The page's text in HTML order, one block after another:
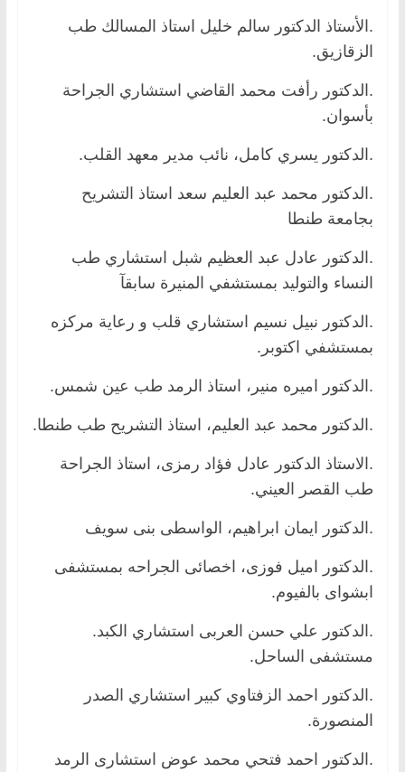
.الأستاذ الدكتور سالم خليل استاذ المسالك طب
الزقازيق.
.الدكتور رأفت محمد القاضي استشاري الجراحة
بأسوان.
.الدكتور يسري كامل، نائب مدير معهد القلب.
.الدكتور محمد عبد العليم سعد استاذ التشريح
بجامعة طنطا
.الدكتور عادل عبد العظيم شبل استشاري طب
النساء والتوليد بمستشفي المنيرة سابقآ
.الدكتور نبيل نسيم استشاري قلب و رعاية مركزه
بمستشفي اكتوبر.
.الدكتور اميره منير، استاذ الرمد طب عين شمس.
.الدكتور محمد عبد العليم، استاذ التشريح طب طنطا.
.الاستاذ الدكتور عادل فؤاد رمزى، استاذ الجراحة
طب القصر العيني.
.الدكتور ايمان ابراهيم، الواسطى بنى سويف
.الدكتور اميل فوزى، اخصائى الجراحه بمستشفى
ابشواى بالفيوم.
.الدكتور علي حسن العربى استشاري الكبد.
مستشفى الساحل.
.الدكتور احمد الزفتاوي كبير استشاري الصدر
المنصورة.
.الدكتور احمد فتحي محمد عوض استشارى الرمد